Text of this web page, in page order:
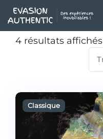
4 résultats affichés